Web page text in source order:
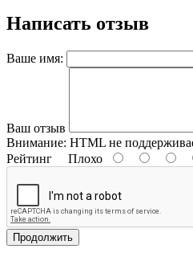
Написать отзыв
Ваше имя:
Ваш отзыв
Внимание: HTML не
Рейтинг Плохо
Продолжить